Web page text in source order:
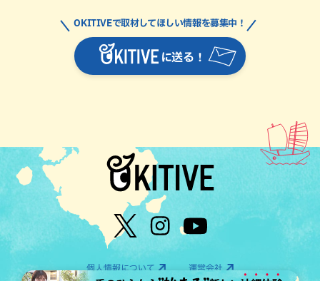
に送る！
OKITIVEで取材してほしい情報を募集中！
個人情報について 運営会社